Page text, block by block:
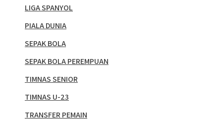
LIGA SPANYOL
PIALA DUNIA
SEPAK BOLA
SEPAK BOLA PEREMPUAN
TIMNAS SENIOR
TIMNAS U-23
TRANSFER PEMAIN